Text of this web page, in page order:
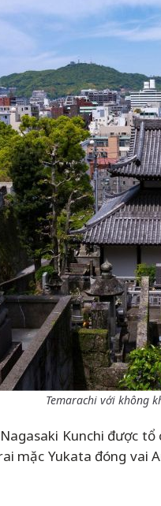
Temarachi với không
Kunchi được
mặc Yukata đóng vai